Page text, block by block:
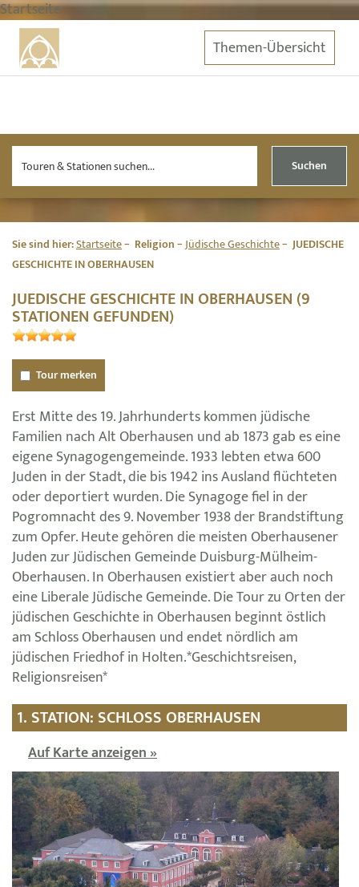
Startseite
Themen-Übersicht
Suchen
Sie sind hier:Startseite Religion Jüdische Geschichte
JUEDISCHE
GESCHICHTE IN OBERHAUSEN
JUEDISCHE GESCHICHTE IN OBERHAUSEN (9
STATIONEN GEFUNDEN)
Tour merken
Erst Mitte des 19. Jahrhunderts kommen jüdische
Familien nach Alt Oberhausen und ab 1873 gab es eine
eigene Synagogengemeinde. 1933 lebten etwa 600
Juden in der Stadt, die bis 1942 ins Ausland flüchteten
oder deportiert wurden. Die Synagoge fiel in der
Pogromnacht des 9. November 1938 der Brandstiftung
zum Opfer. Heute gehören die meisten Oberhausener
Juden zur Jüdischen Gemeinde Duisburg-Mülheim-
Oberhausen. In Oberhausen existiert aber auch noch
eine Liberale Jüdische Gemeinde. Die Tour zu Orten der
jüdischen Geschichte in Oberhausen beginnt östlich
am Schloss Oberhausen und endet nördlich am
jüdischen Friedhof in Holten.*Geschichtsreisen,
Religionsreisen*
1. STATION: SCHLOSS OBERHAUSEN
Auf Karte anzeigen »